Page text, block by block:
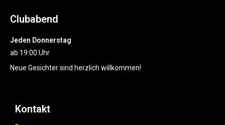
Clubabend
Jeden Donnerstag
ab 19:00 Uhr
Neue Gesichter sind herzlich willkommen!
Kontakt